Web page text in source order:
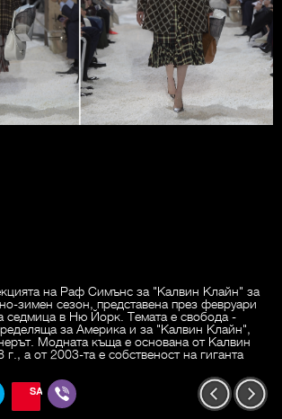
на Раф Симънс за "Калвин Клайн" за
зимен сезон, представена през февруари
седмица в Ню Йорк. Темата е свобода -
за Америка и за "Калвин Клайн",
Модната къща е основана от Калвин
а от 2003-та е собственост на гиганта
SAVE